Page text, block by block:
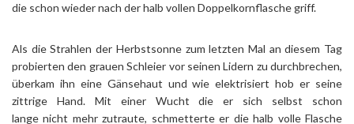
die schon wieder nach der halb vollen Doppelkornflasche griff.
Als die Strahlen der Herbstsonne zum letzten Mal an diesem Tag
probierten den grauen Schleier vor seinen Lidern zu durchbrechen,
überkam ihn eine Gänsehaut und wie elektrisiert hob er seine
zittrige Hand. Mit einer Wucht die er sich selbst schon
lange nicht mehr zutraute, schmetterte er die halb volle Flasche